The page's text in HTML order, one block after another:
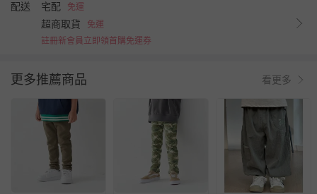
配送 宅配 免運
超商取貨
免運
註冊新會員立即領首購免運券
更多推薦商品 看更多